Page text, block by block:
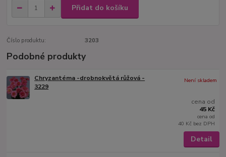
Přidat do košíku
Číslo produktu: 3203
Podobné produkty
Chryzantéma -drobnokvětá růžová -
3229
cena od
45 Kč
cena od
40 Kč bez DPH
Není skladem
Detail